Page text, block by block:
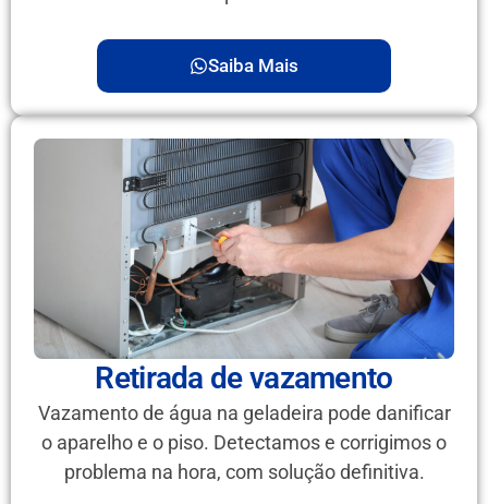
Saiba Mais
Retirada de vazamento
Vazamento de água na geladeira pode danificar
o aparelho e o piso. Detectamos e corrigimos o
problema na hora, com solução definitiva.